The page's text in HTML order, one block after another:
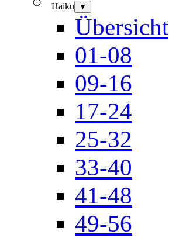
Haiku ▼
Übersicht
01-08
09-16
17-24
25-32
33-40
41-48
49-56